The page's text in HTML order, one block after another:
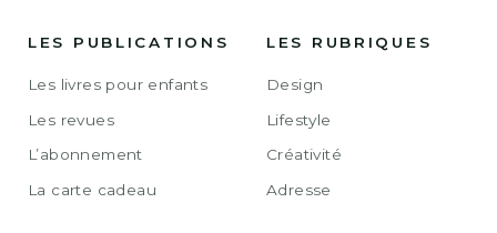
LES PUBLICATIONS
Les livres pour enfants
Les revues
L’abonnement
La carte cadeau
LES RUBRIQUES
Design
Lifestyle
Créativité
Adresse